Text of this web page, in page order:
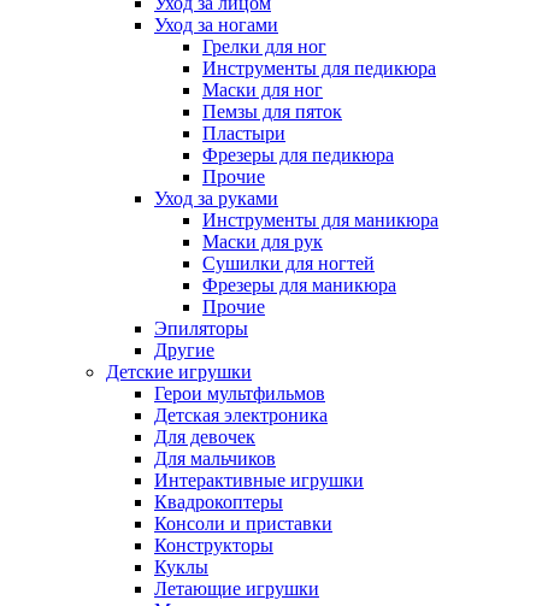
Уход за ногами
Грелки для ног
Инструменты для педикюра
Маски для ног
Пемзы для пяток
Пластыри
Фрезеры для педикюра
Прочие
Уход за руками
Инструменты для маникюра
Маски для рук
Сушилки для ногтей
Фрезеры для маникюра
Прочие
Эпиляторы
Другие
Детские игрушки
Герои мультфильмов
Детская электроника
Для девочек
Для мальчиков
Интерактивные игрушки
Квадрокоптеры
Консоли и приставки
Конструкторы
Куклы
Летающие игрушки